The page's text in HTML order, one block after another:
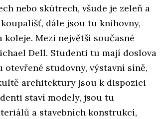
nebo skútrech, všude je zeleň a
dále jsou tu knihovny,
Mezi největší současné
Dell. Studenti tu mají doslova
studovny, výstavní síně,
architektury jsou k dispozici
staví modely, jsou tu
a stavebních konstrukcí,